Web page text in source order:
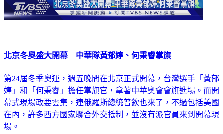
北京冬奧盛大開幕 中華隊黃郁婷、何秉睿掌旗
第24屆冬季奧運，週五晚間在北京正式開幕，台灣選手「黃郁
婷」和「何秉睿」擔任掌旗官，拿著中華奧會會旗進場。而開
幕式現場政要雲集，連俄羅斯總統普欽也來了，不過包括美國
在內，許多西方國家聯合外交抵制，並沒有派官員來到開幕現
場。